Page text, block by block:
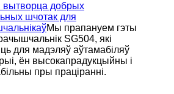
вытворца добрых
шчотак для
Мы прапануем гэты
SG504, які
для мадэляў аўтамабіляў
ён высокапрадукцыйны і
пры праціранні.